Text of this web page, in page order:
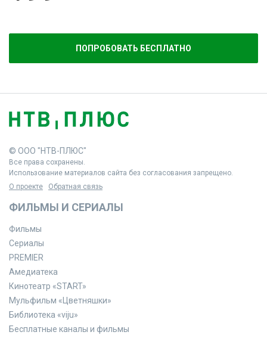
ПОПРОБОВАТЬ БЕСПЛАТНО
© ООО "НТВ-ПЛЮС"
Все права сохранены.
Использование материалов сайта без согласования запрещено.
О проекте
Обратная связь
ФИЛЬМЫ И СЕРИАЛЫ
Фильмы
Сериалы
PREMIER
Амедиатека
Кинотеатр «START»
Мульфильм «Цветняшки»
Библиотека «viju»
Бесплатные каналы и фильмы